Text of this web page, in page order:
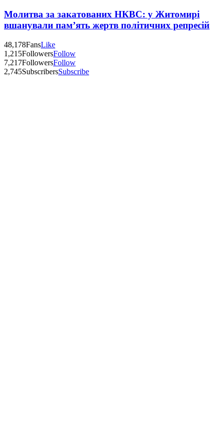
Молитва за закатованих НКВС: у Житомирі
вшанували пам’ять жертв політичних репресій
48,178FansLike
1,215FollowersFollow
7,217FollowersFollow
2,745SubscribersSubscribe